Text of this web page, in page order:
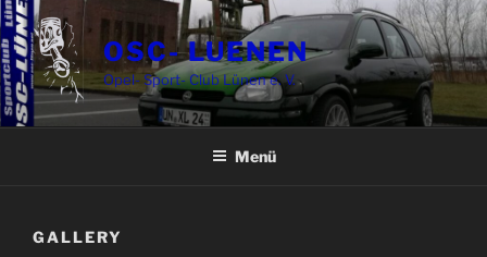
Zum
Inhalt
springen
OSC- LUENEN
Opel- Sport- Club Lünen e. V.
Menü
GALLERY